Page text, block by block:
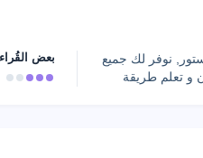
نوفر لك جميع
و تعلم طريقة
بعض القُراء